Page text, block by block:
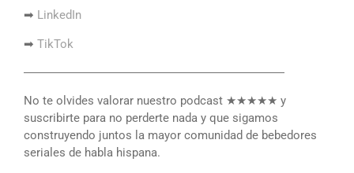
➡ LinkedIn
➡ TikTok
――――――――――――――――――――――
No te olvides valorar nuestro podcast ★★★★★ y
suscribirte para no perderte nada y que sigamos
construyendo juntos la mayor comunidad de bebedores
seriales de habla hispana.